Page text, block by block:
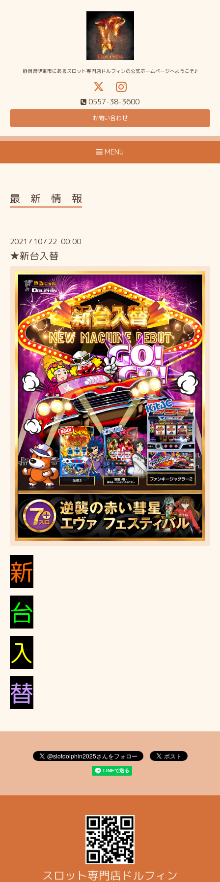
静岡県伊東市にあるスロット専門店ドルフィンの公式ホームページへようこそ♪
0557-38-3600
お問い合わせ
MENU
最 新 情 報
2021 / 10/ 22 00:00
★新台入替
新
台
入
替
スロット専門店ドルフィン